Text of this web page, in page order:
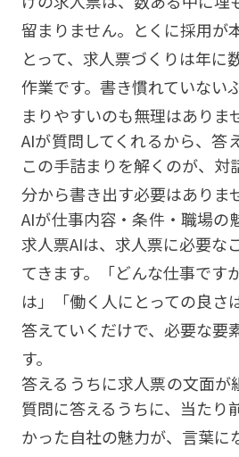
留まりません。とくに採用が
とって、求人票づくりは年に
作業です。書き慣れていない
まりやすいのも無理はありま
AIが質問してくれるから、答
この手詰まりを解くのが、対
分から書き出す必要はありま
AIが仕事内容・条件・職場の
求人票AIは、求人票に必要な
てきます。「どんな仕事です
は」「働く人にとっての良さ
答えていくだけで、必要な要
す。
答えるうちに求人票の文面が
質問に答えるうちに、当たり
かった自社の魅力が、言葉に